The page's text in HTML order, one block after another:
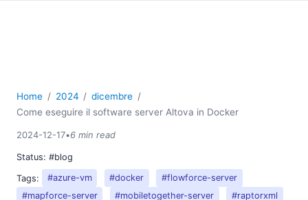
Home 2024
dicembre
Come eseguire il software server Altova in Docker
2024-12-17•6 min read
Status: #blog
Tags:
#azure-vm #docker
#flowforce-server
#mapforce-server
#mobiletogether-server #raptorxml